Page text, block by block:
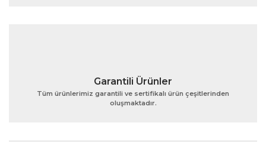
Gönder
Garantili Ürünler
Tüm ürünlerimiz garantili ve sertifikalı ürün çeşitlerinden
oluşmaktadır.